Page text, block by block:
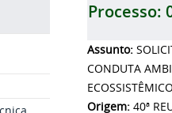
Processo:
Assunto:
CONDUTA
Origem: 40ª